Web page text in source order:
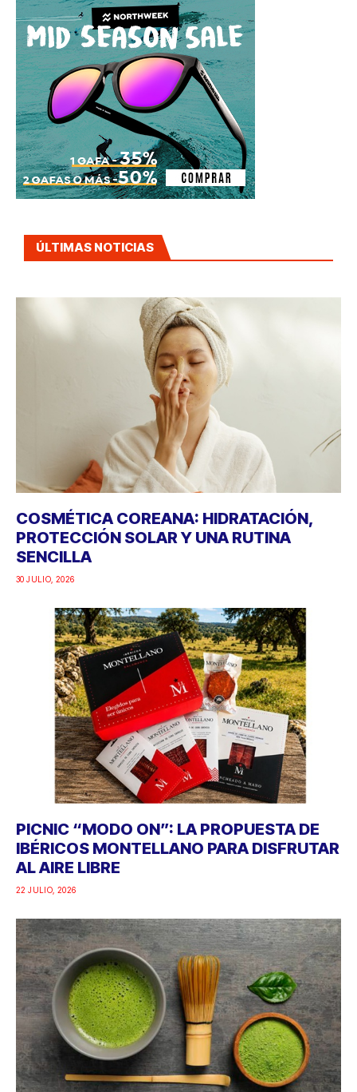
ÚLTIMAS NOTICIAS
COSMÉTICA COREANA: HIDRATACIÓN,
PROTECCIÓN SOLAR Y UNA RUTINA
SENCILLA
30 JULIO, 2026
PICNIC “MODO ON”: LA PROPUESTA DE
IBÉRICOS MONTELLANO PARA DISFRUTAR
AL AIRE LIBRE
22 JULIO, 2026